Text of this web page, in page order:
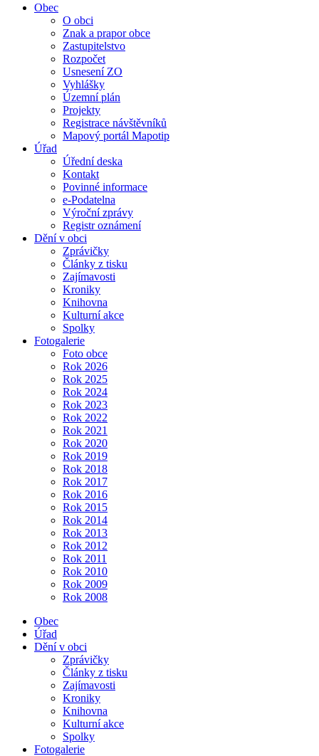
Obec
O obci
Znak a prapor obce
Zastupitelstvo
Rozpočet
Usnesení ZO
Vyhlášky
Územní plán
Projekty
Registrace návštěvníků
Mapový portál Mapotip
Úřad
Úřední deska
Kontakt
Povinné informace
e-Podatelna
Výroční zprávy
Registr oznámení
Dění v obci
Zprávičky
Články z tisku
Zajímavosti
Kroniky
Knihovna
Kulturní akce
Spolky
Fotogalerie
Foto obce
Rok 2026
Rok 2025
Rok 2024
Rok 2023
Rok 2022
Rok 2021
Rok 2020
Rok 2019
Rok 2018
Rok 2017
Rok 2016
Rok 2015
Rok 2014
Rok 2013
Rok 2012
Rok 2011
Rok 2010
Rok 2009
Rok 2008
Obec
Úřad
Dění v obci
Zprávičky
Články z tisku
Zajímavosti
Kroniky
Knihovna
Kulturní akce
Spolky
Fotogalerie